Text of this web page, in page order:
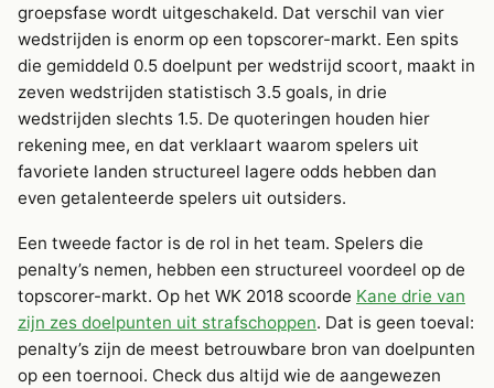
groepsfase wordt uitgeschakeld. Dat verschil van vier
wedstrijden is enorm op een topscorer-markt. Een spits
die gemiddeld 0.5 doelpunt per wedstrijd scoort, maakt in
zeven wedstrijden statistisch 3.5 goals, in drie
wedstrijden slechts 1.5. De quoteringen houden hier
rekening mee, en dat verklaart waarom spelers uit
favoriete landen structureel lagere odds hebben dan
even getalenteerde spelers uit outsiders.
Een tweede factor is de rol in het team. Spelers die
penalty’s nemen, hebben een structureel voordeel op de
topscorer-markt. Op het WK 2018 scoorde Kane drie van
zijn zes doelpunten uit strafschoppen. Dat is geen toeval:
penalty’s zijn de meest betrouwbare bron van doelpunten
op een toernooi. Check dus altijd wie de aangewezen